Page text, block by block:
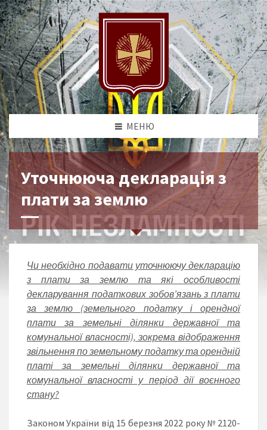
МЕНЮ
Уточнююча декларація з
плати за землю
Чи необхідно подавати уточнюючу декларацію
з плати за землю та які особливості
декларування податкових зобов’язань з плати
за землю (земельного податку і орендної
плати за земельні ділянки державної та
комунальної власності), зокрема відображення
звільнення по земельному податку та орендній
платі за земельні ділянки державної та
комунальної власності у період дії воєнного
стану?
Законом України від 15 березня 2022 року № 2120-